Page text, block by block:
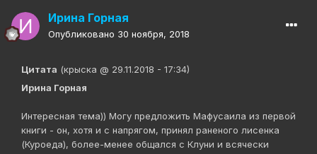
Ирина Горная
Опубликовано 30 ноября, 2018
Цитата (крыска @ 29.11.2018 - 17:34)
Ирина Горная
Интересная тема)) Могу предложить Мафусаила из первой
книги - он, хотя и с напрягом, принял раненого лисенка
(Куроеда), более-менее общался с Клуни и всячески